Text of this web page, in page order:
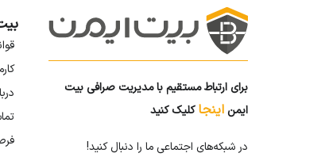
برای ارتباط مستقیم با مدیریت صرافی بیت
ایمن اینجاکلیک کنید
در شبکه‌های اجتماعی ما را دنبال کنید!